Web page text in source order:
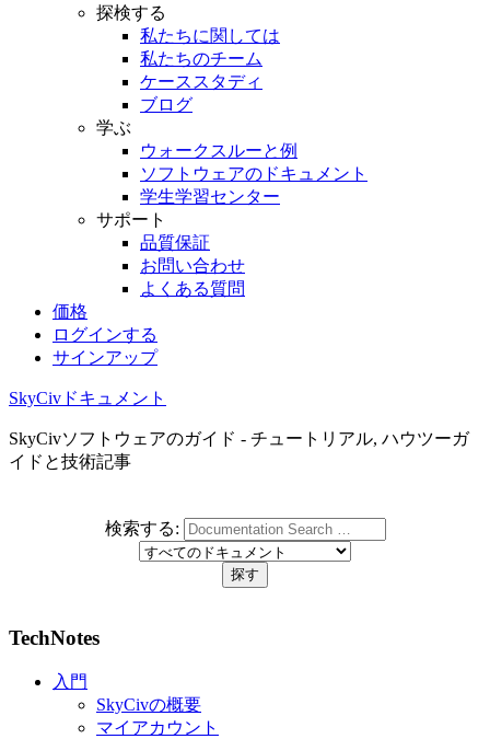
探検する
私たちに関しては
私たちのチーム
ケーススタディ
ブログ
学ぶ
ウォークスルーと例
ソフトウェアのドキュメント
学生学習センター
サポート
品質保証
お問い合わせ
よくある質問
価格
ログインする
サインアップ
SkyCivドキュメント
SkyCivソフトウェアのガイド - チュートリアル, ハウツーガ
イドと技術記事
検索する:
TechNotes
入門
SkyCivの概要
マイアカウント